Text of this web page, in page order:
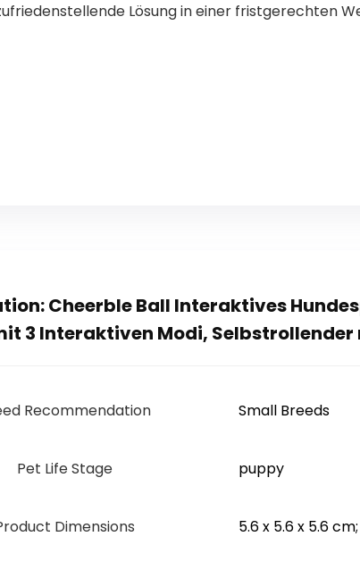
Lösung in einer fristgerechten
Cheerble Ball Interaktives
3 Interaktiven Modi, Selbstrollender
Recommendation ‎Small Breeds
Pet Life Stage ‎puppy
Dimensions ‎5.6 x 5.6 x 5.6